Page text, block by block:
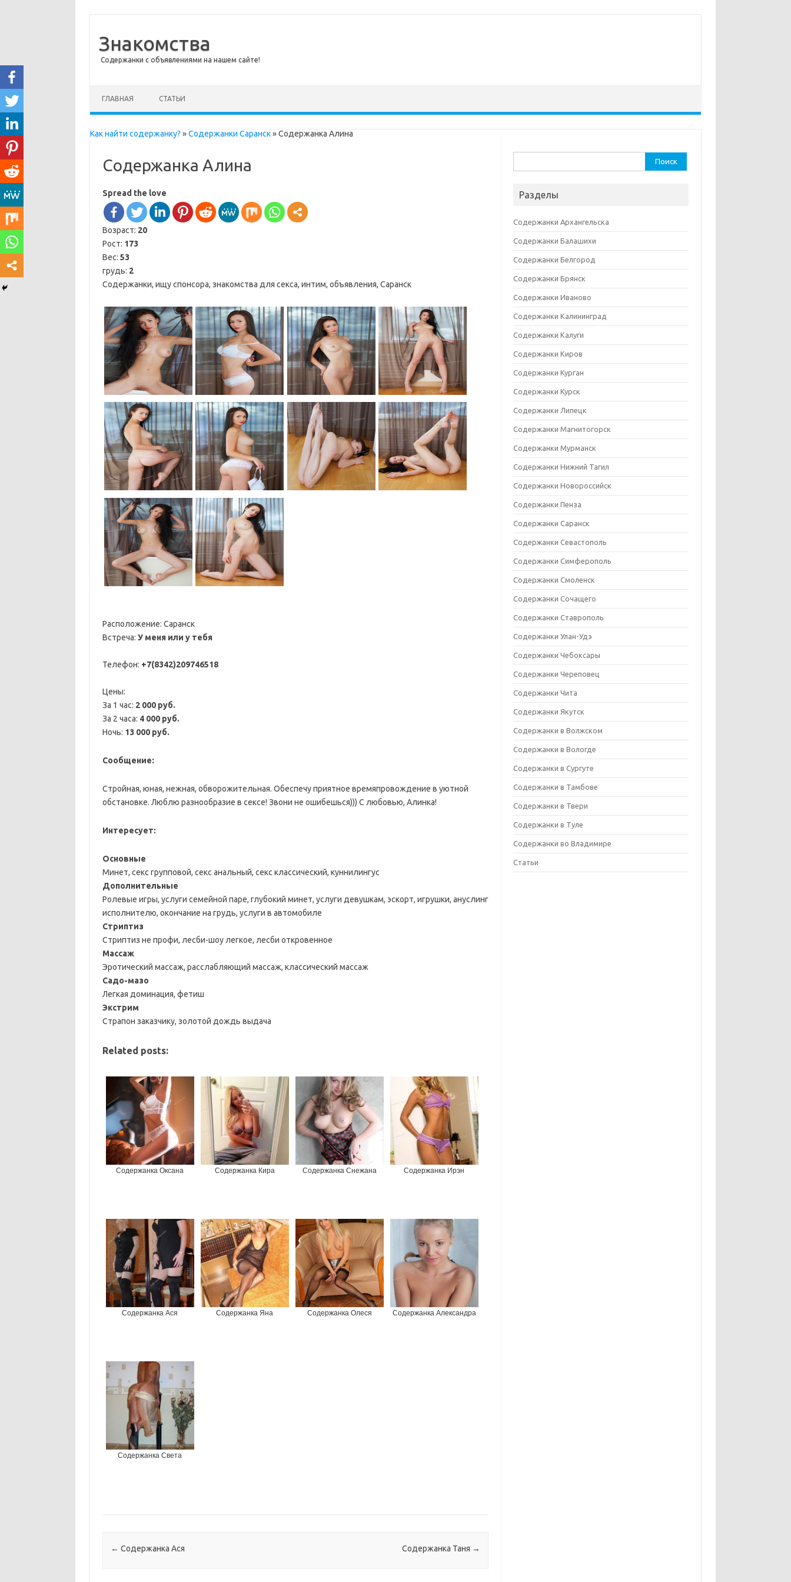
Знакомства
Содержанки с объявлениями на нашем сайте!
ГЛАВНАЯ СТАТЬИ
Как найти содержанку? »Содержанки Саранск»Содержанка Алина
Содержанка Алина
Spread the love
Возраст: 20
Рост: 173
Вес: 53
грудь: 2
Содержанки, ищу спонсора, знакомства для секса, интим, объявления, Саранск
Расположение: Саранск
Встреча: У меня или у тебя
Телефон: +7(8342)209746518
Цены:
За 1 час: 2 000 руб.
За 2 часа: 4 000 руб.
Ночь: 13 000 руб.
Сообщение:
Стройная, юная, нежная, обворожительная. Обеспечу приятное времяпровождение в уютной
обстановке. Люблю разнообразие в сексе! Звони не ошибешься))) С любовью, Алинка!
Интересует:
Основные
Минет, секс групповой, секс анальный, секс классический, куннилингус
Дополнительные
Ролевые игры, услуги семейной паре, глубокий минет, услуги девушкам, эскорт, игрушки, ануслинг
исполнителю, окончание на грудь, услуги в автомобиле
Стриптиз
Стриптиз не профи, лесби-шоу легкое, лесби откровенное
Массаж
Эротический массаж, расслабляющий массаж, классический массаж
Садо-мазо
Легкая доминация, фетиш
Экстрим
Страпон заказчику, золотой дождь выдача
Related posts:
Содержанка Оксана Содержанка Кира Содержанка Снежана Содержанка Ирэн
Содержанка Ася Содержанка Яна Содержанка Олеся Содержанка Александра
Содержанка Света
Навигация по записям
← Содержанка Ася Содержанка Таня →
Разделы
Содержанки Архангельска
Содержанки Балашихи
Содержанки Белгород
Содержанки Брянск
Содержанки Иваново
Содержанки Калининград
Содержанки Калуги
Содержанки Киров
Содержанки Курган
Содержанки Курск
Содержанки Липецк
Содержанки Магнитогорск
Содержанки Мурманск
Содержанки Нижний Тагил
Содержанки Новороссийск
Содержанки Пенза
Содержанки Саранск
Содержанки Севастополь
Содержанки Симферополь
Содержанки Смоленск
Содержанки Сочащего
Содержанки Ставрополь
Содержанки Улан-Удэ
Содержанки Чебоксары
Содержанки Череповец
Содержанки Чита
Содержанки Якутск
Содержанки в Волжском
Содержанки в Вологде
Содержанки в Сургуте
Содержанки в Тамбове
Содержанки в Твери
Содержанки в Туле
Содержанки во Владимире
Статьи